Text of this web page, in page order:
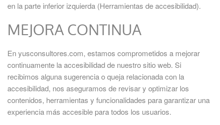
en la parte inferior izquierda (Herramientas de accesibilidad).
MEJORA CONTINUA
En yusconsultores.com, estamos comprometidos a mejorar
continuamente la accesibilidad de nuestro sitio web. Si
recibimos alguna sugerencia o queja relacionada con la
accesibilidad, nos aseguramos de revisar y optimizar los
contenidos, herramientas y funcionalidades para garantizar una
experiencia más accesible para todos los usuarios.